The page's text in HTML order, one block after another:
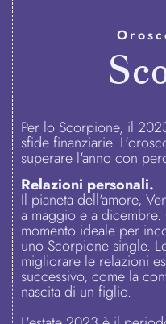
Per lo Scorpione, il
sfide finanziarie.
superare l'anno con
Relazioni personali.
Il pianeta dell'amore,
a maggio e a
momento ideale per
uno Scorpione single.
migliorare le relazioni
successivo, come la
nascita di un figlio.